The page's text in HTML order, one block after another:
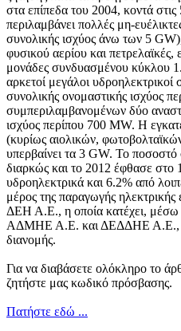
στα επίπεδα του 2004, κοντά
περιλαμβάνει πολλές μη-
συνολικής ισχύος άνω των 5
φυσικού αερίου και
μονάδες συνδυασμένου κύκλου
αρκετοί μεγάλοι υδροηλεκτρικοί
συνολικής ονομαστικής ισχύος
συμπεριλαμβανομένων δύο
ισχύος περίπου 700 MW. Η
(κυρίως αιολικών,
υπερβαίνει τα 3 GW. Το
διαρκώς και το 2012 έφθασε
υδροηλεκτρικά και 6.2% από
μέρος της παραγωγής ηλεκτρικής
ΔΕΗ Α.Ε., η οποία κατέχει, μέσω
ΑΔΜΗΕ Α.Ε. και ΔΕΔΔΗΕ Α.Ε., τα
διανομής.
Για να διαβάσετε ολόκληρο το
ζητήστε μας κωδικό πρόσβασης.
Πατήστε εδώ ...